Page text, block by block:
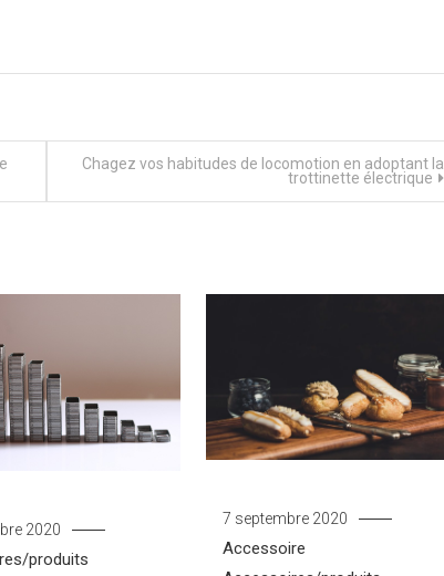
Chagez vos habitudes de locomotion en adoptant la
trottinette électrique
2020
produits
7 septembre 2020
Accessoire